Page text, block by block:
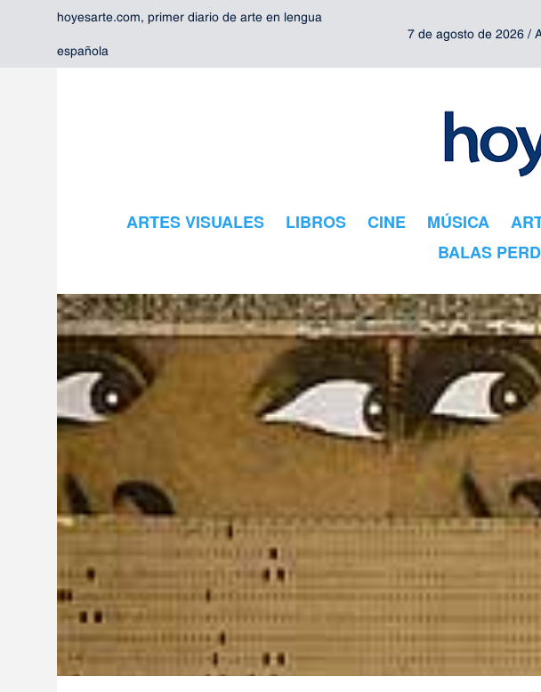
hoyesarte.com, primer diario de arte en lengua
española
7 de agosto de 2026 /
ARTES VISUALES LIBROS CINE MÚSICA
BALAS